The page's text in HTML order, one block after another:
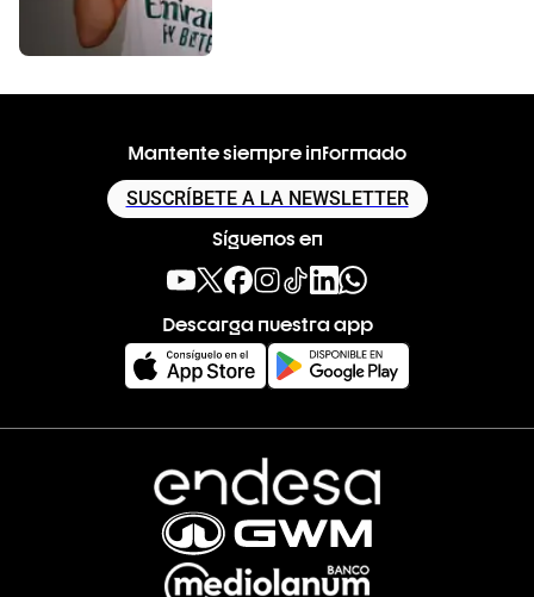
Mantente siempre informado
SUSCRÍBETE A LA NEWSLETTER
Síguenos en
Descarga nuestra app